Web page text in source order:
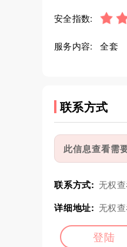
安全指数:
服务内容: 全套
联系方式
此信息查看需
联系方式: 无权
详细地址: 无权
登陆